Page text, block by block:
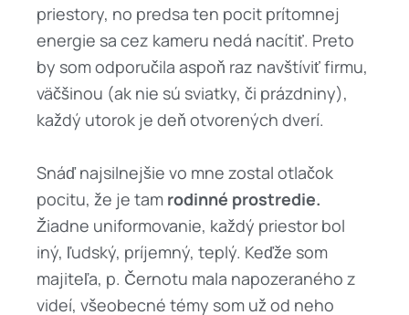
priestory, no predsa ten pocit prítomnej
energie sa cez kameru nedá nacítiť. Preto
by som odporučila aspoň raz navštíviť firmu,
väčšinou (ak nie sú sviatky, či prázdniny),
každý utorok je deň otvorených dverí.
Snáď najsilnejšie vo mne zostal otlačok
pocitu, že je tam rodinné prostredie.
Žiadne uniformovanie, každý priestor bol
iný, ľudský, príjemný, teplý. Keďže som
majiteľa, p. Černotu mala napozeraného z
videí, všeobecné témy som už od neho